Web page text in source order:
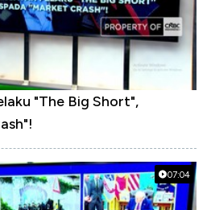
"The Big Short",
07:04